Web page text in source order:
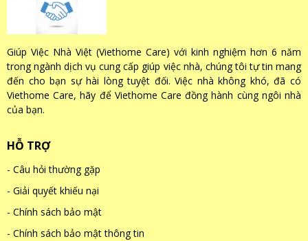
Giúp Việc Nhà Việt (Viethome Care) với kinh nghiệm hơn 6 năm
trong ngành dịch vụ cung cấp giúp việc nhà, chúng tôi tự tin mang
đến cho bạn sự hài lòng tuyệt đối. Việc nhà không khó, đã có
Viethome Care, hãy để Viethome Care đồng hành cùng ngôi nhà
của bạn.
HỖ TRỢ
- Câu hỏi thường gặp
- Giải quyết khiếu nại
- Chính sách bảo mật
- Chính sách bảo mật thông tin